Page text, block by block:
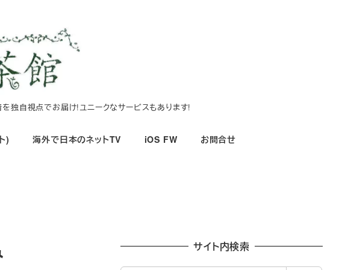
独自視点でお届け!ユニークなサービスもあります!
) 海外で日本のネットTV iOS FW お問合せ
サイト内検索